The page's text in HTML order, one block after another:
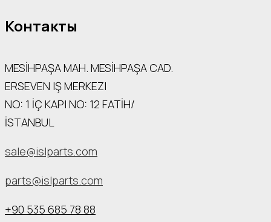
Контакты
MESİHPAŞA МАН. MESİHPAŞA CAD.
ERSEVEN IŞ MERKEZI
NO: 1 İÇ КАРI NO: 12 FATİH/
İSTANBUL
sale@islparts.com
parts@islparts.com
+90 535 685 78 88